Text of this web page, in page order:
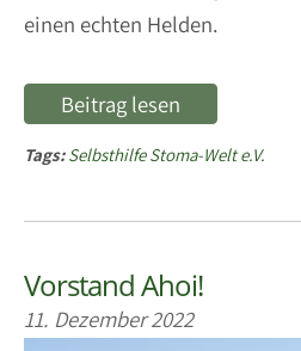
einen echten Helden.
Beitrag lesen
Tags:Selbsthilfe Stoma-Welt e.V.
Vorstand Ahoi!
11. Dezember 2022